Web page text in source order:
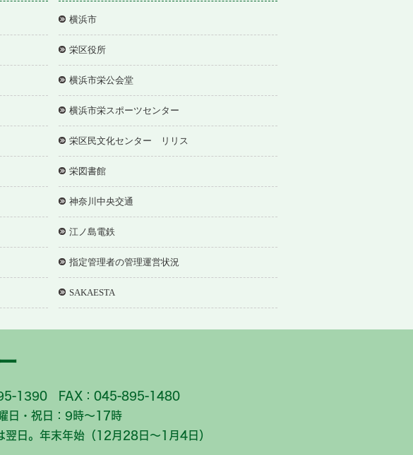
横浜市
栄区役所
横浜市栄公会堂
横浜市栄スポーツセンター
栄区民文化センター リリス
栄図書館
神奈川中央交通
江ノ島電鉄
指定管理者の管理運営状況
SAKAESTA
1390 FAX：045-895-1480
日・祝日：9時～17時
翌日。年末年始（12月28日～1月4日）